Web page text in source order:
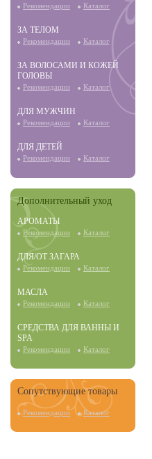
Рекомендации Каталог
ЗА ТЕЛОМ
Рекомендации Каталог
ЗА ВОЛОСАМИ И КОЖЕЙ
ГОЛОВЫ
Рекомендации Каталог
ДЛЯ МУЖЧИН
Рекомендации Каталог
ДЛЯ ДЕТЕЙ
Рекомендации Каталог
Дополнительный уход
АРОМАТЫ
Рекомендации Каталог
ДЛЯ/ОТ ЗАГАРА
Рекомендации Каталог
МАСЛА
Рекомендации Каталог
СРЕДСТВА ДЛЯ ВАННЫ И
SPA
Рекомендации Каталог
Сопутствующие товары
Рекомендации Каталог